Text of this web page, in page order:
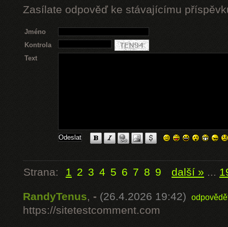
Zasílate odpověď ke stávajícímu
Jméno
Kontrola
Text
Strana: 1 2 3 4 5 6 7 8 9 další » ...
RandyTenus, - (26.4.2026 19:42)
https://sitetestcomment.com